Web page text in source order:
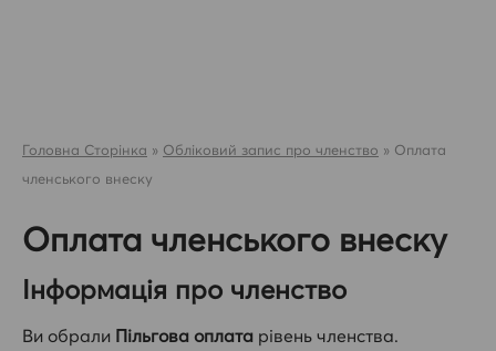
Головна Сторінка » Обліковий запис про членство » Оплата
членського внеску
Оплата членського внеску
Інформація про членство
Ви обрали Пільгова оплата рівень членства.